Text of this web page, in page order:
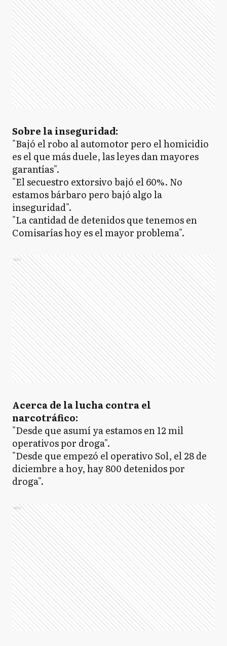
Sobre la inseguridad:
"Bajó el robo al automotor pero el homicidio
es el que más duele, las leyes dan mayores
garantías".
"El secuestro extorsivo bajó el 60%. No
estamos bárbaro pero bajó algo la
inseguridad".
"La cantidad de detenidos que tenemos en
Comisarías hoy es el mayor problema".
Ads
Acerca de la lucha contra el
narcotráfico:
"Desde que asumí ya estamos en 12 mil
operativos por droga".
"Desde que empezó el operativo Sol, el 28 de
diciembre a hoy, hay 800 detenidos por
droga".
Ads